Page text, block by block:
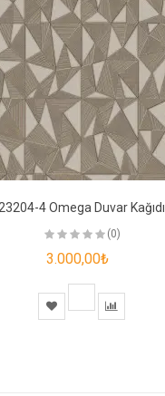
23204-4 Omega Duvar Kağıdı
(0)
3.000,00₺